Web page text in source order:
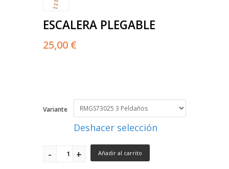
ESCALERA PLEGABLE
25,00 €
Variante
Deshacer selección
Añadir al carrito